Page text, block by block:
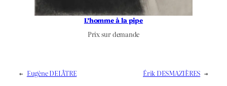
L’homme à la pipe
Prix sur demande
← Eugène DELÂTRE Érik DESMAZIÈRES →